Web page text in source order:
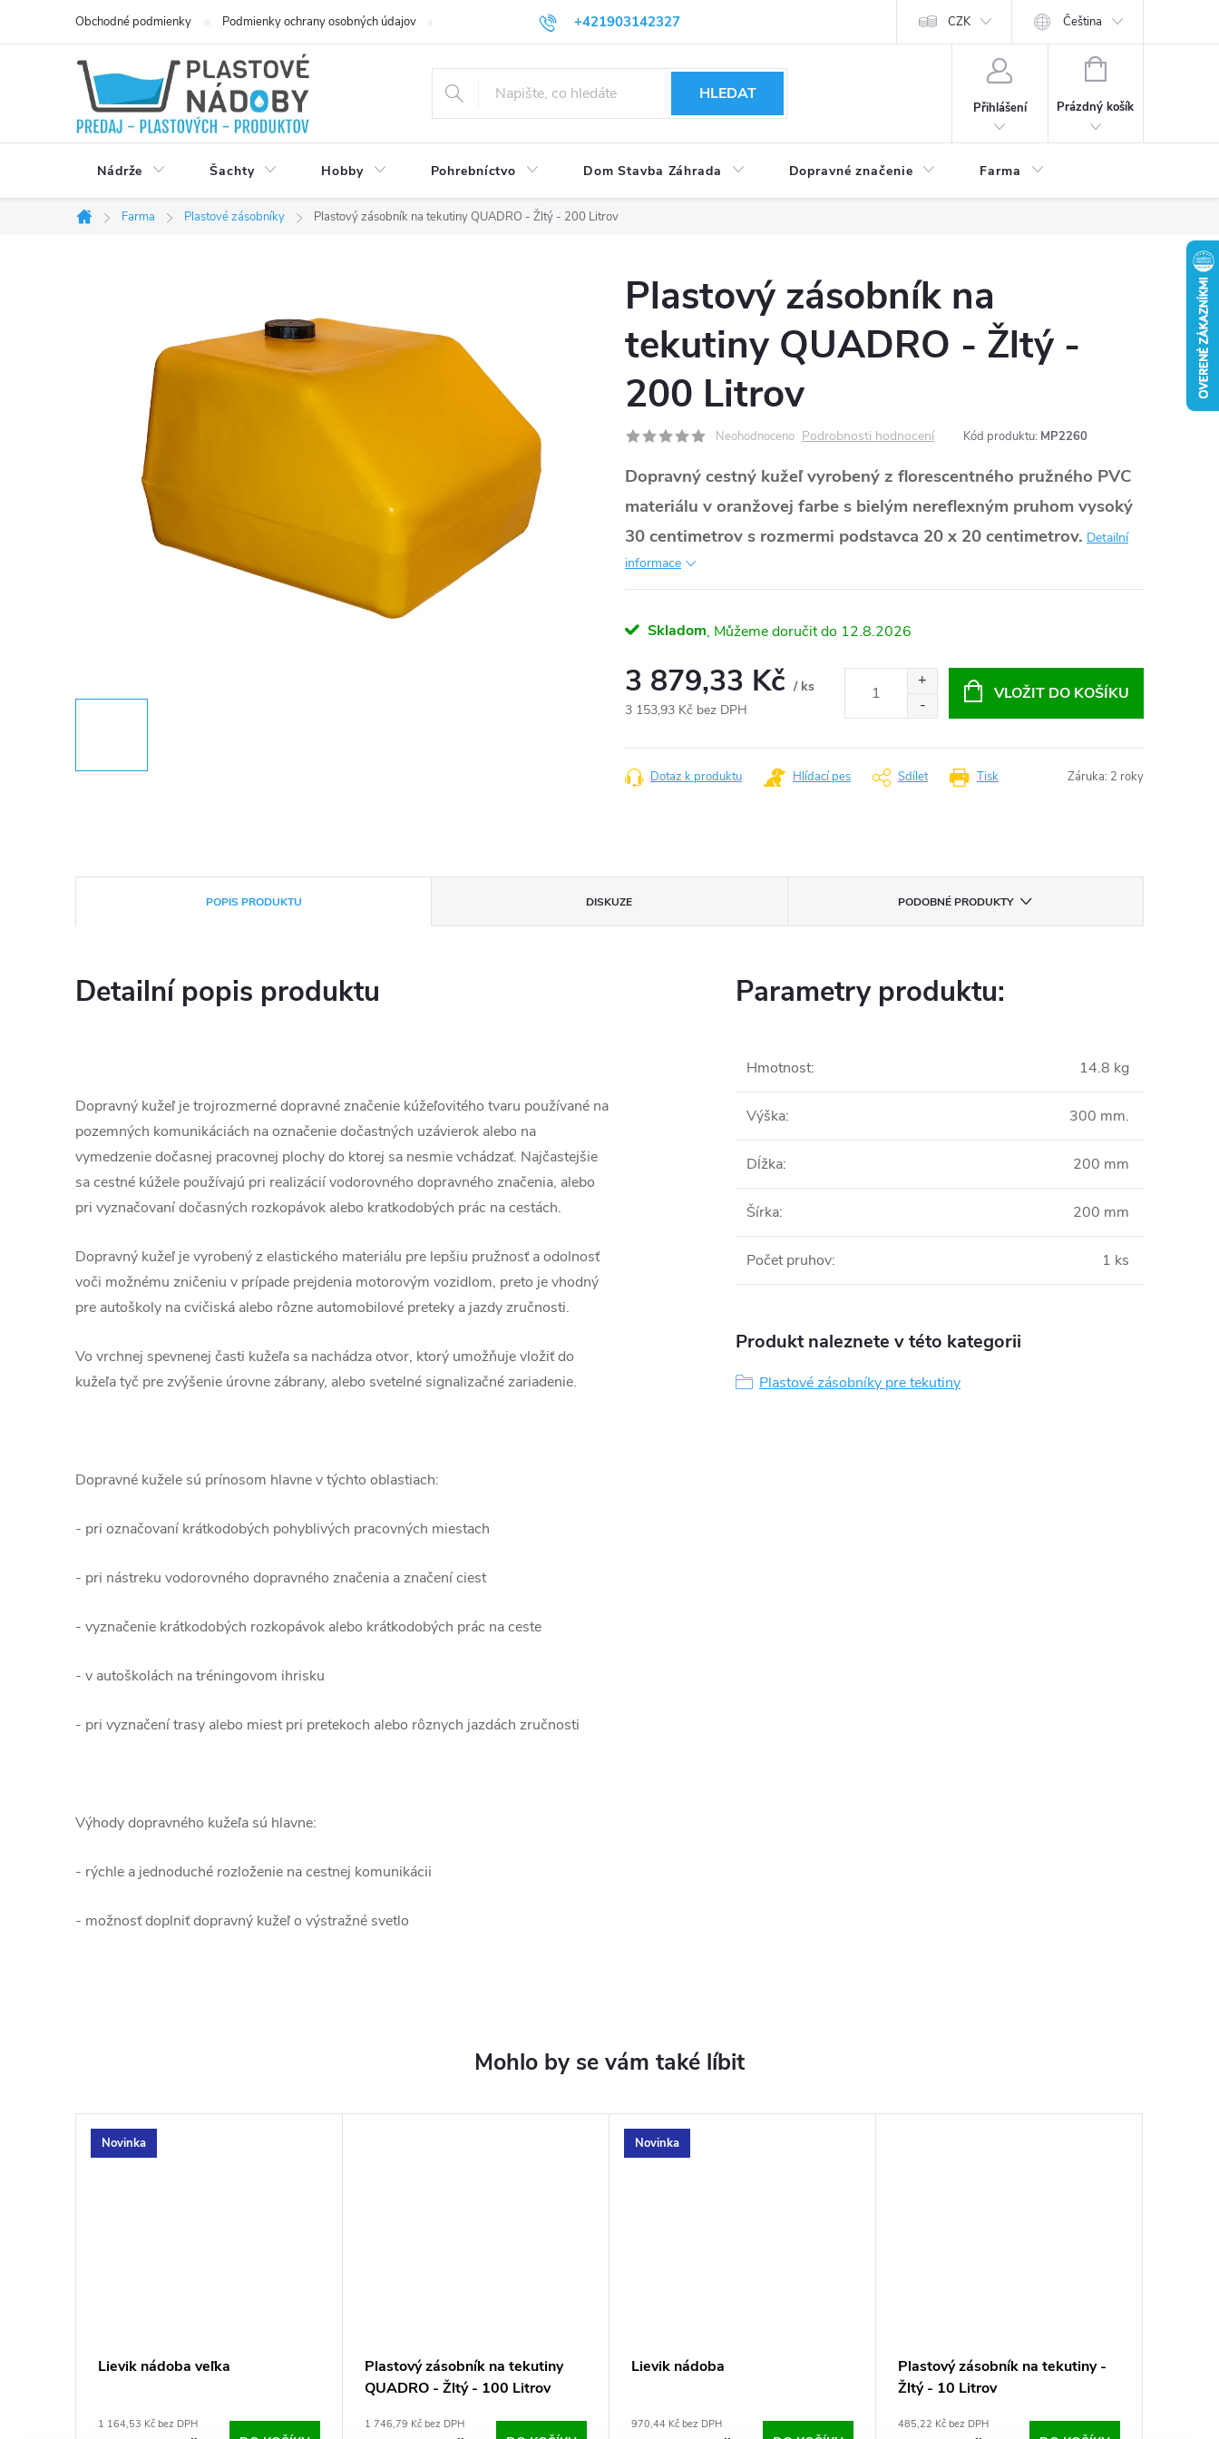
+421903142327
eshop@plastovenadoby.sk
Obchodné podmienky Podmienky ochrany osobných údajov CZK Čeština
HLEDAT
Přihlášení
NÁKUPNÍ
Prázdný košík
Nádrže Šachty Hobby Pohrebníctvo Dom Stavba Záhrada Dopravné značenie Farma
Domů
Farma Plastové zásobníky Plastový zásobník na tekutiny QUADRO - Žltý - 200 Litrov
Plastový zásobník na
tekutiny QUADRO - Žltý -
200 Litrov
Neohodnoceno Podrobnosti hodnocení Kód produktu: MP2260
Dopravný cestný kužeľ vyrobený z florescentného pružného PVC
materiálu v oranžovej farbe s bielým nereflexným pruhom vysoký
30 centimetrov s rozmermi podstavca 20 x 20 centimetrov. Detailní
informace
Skladom 12.8.2026
3 879,33 Kč / ks
3 153,93 Kč bez DPH
cena:
VLOŽIT DO KOŠÍKU
Tisk
Dotaz k produktu Hlídací pes Sdílet Záruka: 2 roky
POPIS PRODUKTU DISKUZE PODOBNÉ PRODUKTY
Detailní popis produktu
Dopravný kužeľ je trojrozmerné dopravné značenie kúžeľovitého tvaru používané na
pozemných komunikáciách na označenie dočastných uzávierok alebo na
vymedzenie dočasnej pracovnej plochy do ktorej sa nesmie vchádzať. Najčastejšie
sa cestné kúžele používajú pri realizácií vodorovného dopravného značenia, alebo
pri vyznačovaní dočasných rozkopávok alebo kratkodobých prác na cestách.
Dopravný kužeľ je vyrobený z elastického materiálu pre lepšiu pružnosť a odolnosť
voči možnému zničeniu v prípade prejdenia motorovým vozidlom, preto je vhodný
pre autoškoly na cvičiská alebo rôzne automobilové preteky a jazdy zručnosti.
Vo vrchnej spevnenej časti kužeľa sa nachádza otvor, ktorý umožňuje vložiť do
kužeľa tyč pre zvýšenie úrovne zábrany, alebo svetelné signalizačné zariadenie.
Dopravné kužele sú prínosom hlavne v týchto oblastiach:
- pri označovaní krátkodobých pohyblivých pracovných miestach
- pri nástreku vodorovného dopravného značenia a značení ciest
- vyznačenie krátkodobých rozkopávok alebo krátkodobých prác na ceste
- v autoškolách na tréningovom ihrisku
- pri vyznačení trasy alebo miest pri pretekoch alebo rôznych jazdách zručnosti
Výhody dopravného kužeľa sú hlavne:
- rýchle a jednoduché rozloženie na cestnej komunikácii
- možnosť doplniť dopravný kužeľ o výstražné svetlo
Parametry produktu:
Hmotnost: 14.8 kg
Výška: 300 mm.
Dĺžka: 200 mm
Šírka: 200 mm
Počet pruhov: 1 ks
Produkt naleznete v této kategorii
Plastové zásobníky pre tekutiny
Novinka
Lievik nádoba veľka
1 164,53 Kč bez DPH
Plastový zásobník na tekutiny
QUADRO - Žltý - 100 Litrov
1 746,79 Kč bez DPH
Novinka
Lievik nádoba
970,44 Kč bez DPH
Plastový zásobník na tekutiny -
Žltý - 10 Litrov
485,22 Kč bez DPH